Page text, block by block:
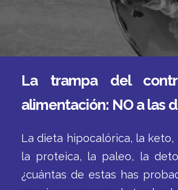
La trampa del
alimentación: NO a las
La dieta hipocalórica, la keto,
la proteica, la paleo, la
¿cuántas de estas has